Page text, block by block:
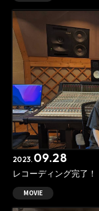
2023. 09.28
レコーディング完了！
MOVIE